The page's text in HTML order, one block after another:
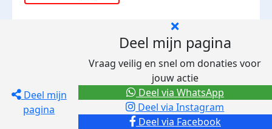
Deel mijn
pagina
Deel mijn pagina
Vraag veilig en snel om donaties voor
jouw actie
Deel via Facebook
Deel via Instagram
Deel via WhatsApp